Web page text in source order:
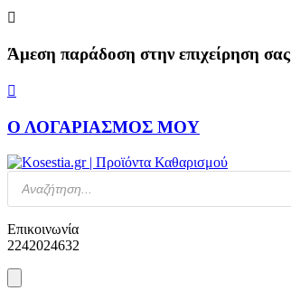
Skip
content
Άμεση παράδοση στην επιχείρηση σας
Ο ΛΟΓΑΡΙΑΣΜΟΣ ΜΟΥ
Products
search
Επικοινωνία
2242024632